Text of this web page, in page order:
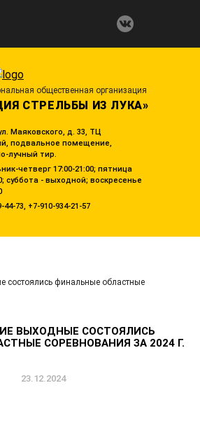
общественная организация
СТРЕЛЬБЫ ИЗ ЛУКА»
Маяковского, д. 33, ТЦ
подвальное помещение,
лучный тир.
четверг 17:00-21:00; пятница
суббота - выходной; воскресенье
44-73
+7-910-934-21-57
состоялись финальные областные
ВЫХОДНЫЕ СОСТОЯЛИСЬ
СОРЕВНОВАНИЯ ЗА 2024 Г.
23.12.2024